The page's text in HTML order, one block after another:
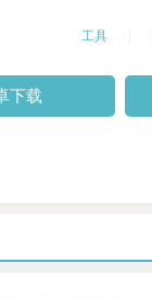
工具
下载